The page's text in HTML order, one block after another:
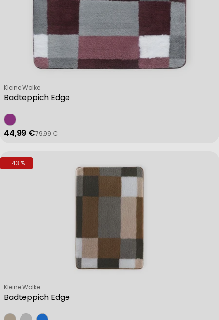
Badteppich Edge
Verkäufer:
Kleine Wolke
Verkaufspreis
44,99 €
Regulärer Preis
79,99 €
-43 %
Badteppich Edge
Verkäufer:
Kleine Wolke